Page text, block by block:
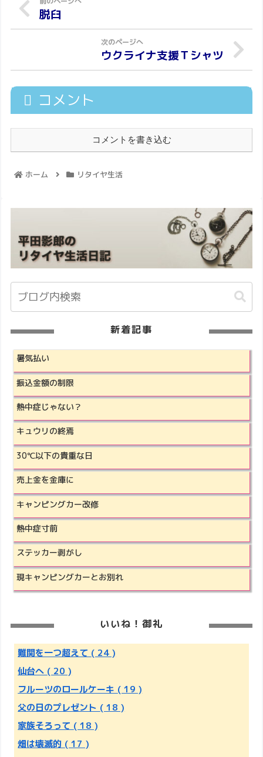
脱臼
ウクライナ支援Ｔシャツ
コメント
コメントを書き込む
ホーム リタイヤ生活
新着記事
暑気払い
振込金額の制限
熱中症じゃない？
キュウリの終焉
30℃以下の貴重な日
売上金を金庫に
キャンピングカー改修
熱中症寸前
ステッカー剥がし
現キャンピングカーとお別れ
いいね！御礼
難関を一つ超えて ( 24 )
仙台へ ( 20 )
フルーツのロールケーキ ( 19 )
父の日のプレゼント ( 18 )
家族そろって ( 18 )
畑は壊滅的 ( 17 )